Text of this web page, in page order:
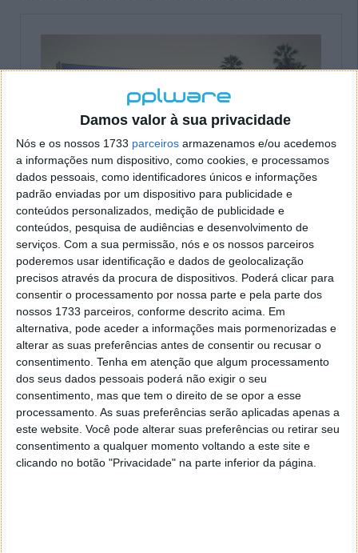
Damos valor à sua privacidade
Nós e os nossos 1733 parceiros armazenamos e/ou acedemos
a informações num dispositivo, como cookies, e processamos
dados pessoais, como identificadores únicos e informações
padrão enviadas por um dispositivo para publicidade e
conteúdos personalizados, medição de publicidade e
conteúdos, pesquisa de audiências e desenvolvimento de
serviços. Com a sua permissão, nós e os nossos parceiros
poderemos usar identificação e dados de geolocalização
precisos através da procura de dispositivos. Poderá clicar para
consentir o processamento por nossa parte e pela parte dos
nossos 1733 parceiros, conforme descrito acima. Em
alternativa, pode aceder a informações mais pormenorizadas e
alterar as suas preferências antes de consentir ou recusar o
consentimento. Tenha em atenção que algum processamento
dos seus dados pessoais poderá não exigir o seu
consentimento, mas que tem o direito de se opor a esse
processamento. As suas preferências serão aplicadas apenas a
este website. Você pode alterar suas preferências ou retirar seu
consentimento a qualquer momento voltando a este site e
clicando no botão "Privacidade" na parte inferior da página.